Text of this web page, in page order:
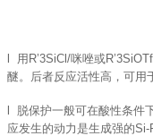
l 用R’3SiCl/咪唑或
醚。后者反应活性高，可用
l 脱保护一般可在酸性条件
应发生的动力是生成强的Si-